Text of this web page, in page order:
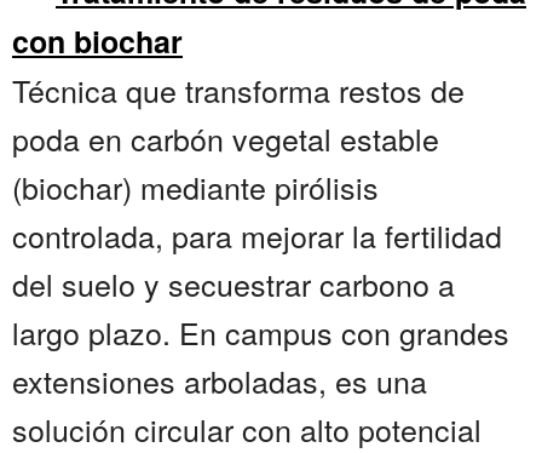
con biochar
Técnica que transforma restos de
poda en carbón vegetal estable
(biochar) mediante pirólisis
controlada, para mejorar la fertilidad
del suelo y secuestrar carbono a
largo plazo. En campus con grandes
extensiones arboladas, es una
solución circular con alto potencial